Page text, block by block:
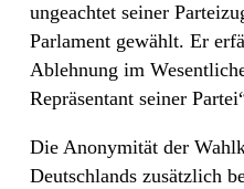
ungeachtet seiner
Parlament gewählt. Er
Ablehnung im
Repräsentant seiner
Die Anonymität der
Deutschlands zusätzlich